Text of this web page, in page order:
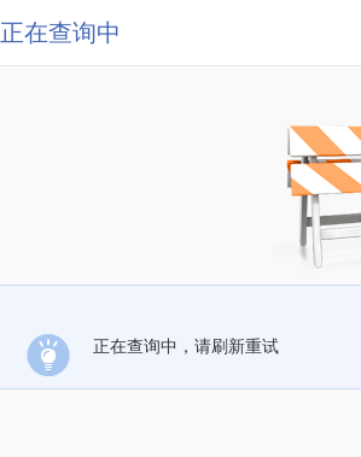
正在查询中
正在查询中，请刷新重试